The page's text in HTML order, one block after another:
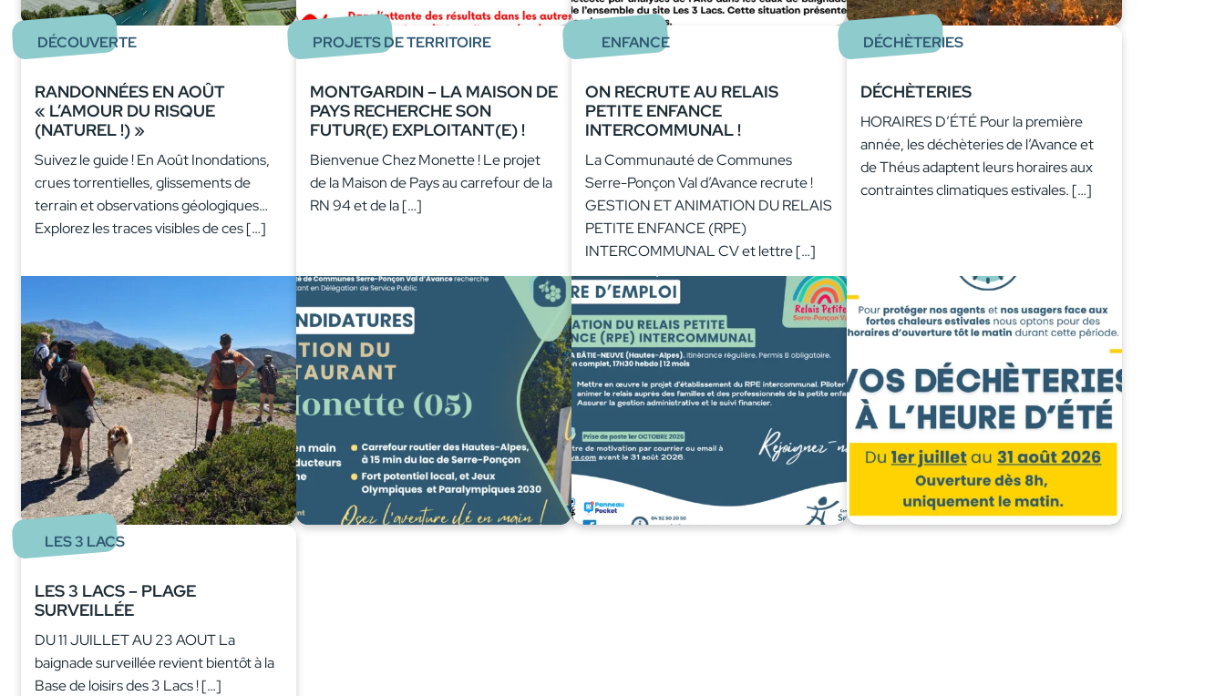
DÉCOUVERTE
RANDONNÉES EN AOÛT
« L’AMOUR DU RISQUE
(NATUREL !) »
Suivez le guide ! En Août Inondations,
crues torrentielles, glissements de
terrain et observations géologiques…
Explorez les traces visibles de ces […]
PROJETS DE TERRITOIRE
MONTGARDIN – LA MAISON DE
PAYS RECHERCHE SON
FUTUR(E) EXPLOITANT(E) !
Bienvenue Chez Monette ! Le projet
de la Maison de Pays au carrefour de la
RN 94 et de la […]
ENFANCE
ON RECRUTE AU RELAIS
PETITE ENFANCE
INTERCOMMUNAL !
La Communauté de Communes
Serre-Ponçon Val d’Avance recrute !
GESTION ET ANIMATION DU RELAIS
PETITE ENFANCE (RPE)
INTERCOMMUNAL CV et lettre […]
DÉCHÈTERIES
DÉCHÈTERIES
HORAIRES D’ÉTÉ Pour la première
année, les déchèteries de l’Avance et
de Théus adaptent leurs horaires aux
contraintes climatiques estivales. […]
LES 3 LACS
LES 3 LACS – PLAGE
SURVEILLÉE
DU 11 JUILLET AU 23 AOUT La
baignade surveillée revient bientôt à la
Base de loisirs des 3 Lacs ! […]